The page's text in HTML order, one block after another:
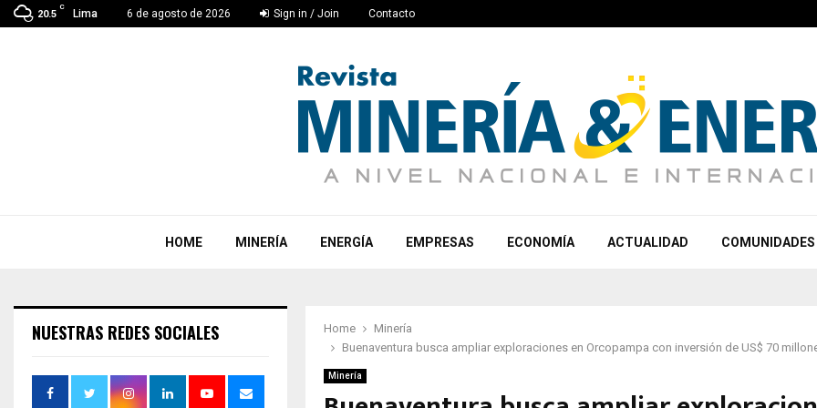
20.5
C
Lima 6 de agosto de 2026 Sign in / Join Contacto
HOME MINERÍA ENERGÍA EMPRESAS ECONOMÍA ACTUALIDAD COMUNIDADES
Home
Minería
Buenaventura busca ampliar exploraciones en Orcopampa con inversión de US$ 70
Minería
NUESTRAS REDES SOCIALES